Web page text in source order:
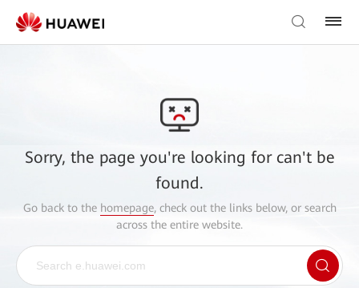
Sorry, the page you're looking for can't be
found.
Go back to the homepage, check out the links below, or search
across the entire website.